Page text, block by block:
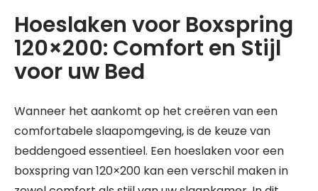
Hoeslaken voor Boxspring
120×200: Comfort en Stijl
voor uw Bed
Wanneer het aankomt op het creëren van een
comfortabele slaapomgeving, is de keuze van
beddengoed essentieel. Een hoeslaken voor een
boxspring van 120×200 kan een verschil maken in